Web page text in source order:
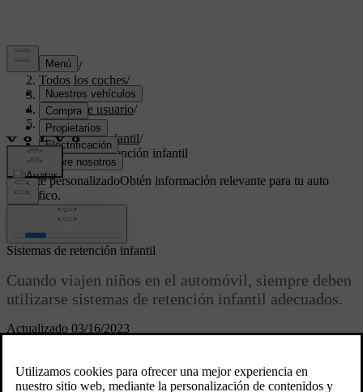
Soporte/
Todos los coches/
XC40 2024/
Manual de usuario/
Seguridad/
Seguridad infantil/
Sistemas de retención infantil
Soporte personalizadoObtén información relevante para tu auto
específico.
Iniciar sesión
Actualizado 03/16/2023
Sistemas de retención infantil
Cuando viajen niños en el automóvil, siempre deben
utilizarse sistemas de retención infantil adecuados.